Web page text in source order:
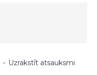
- Uzrakstīt atsauksmi